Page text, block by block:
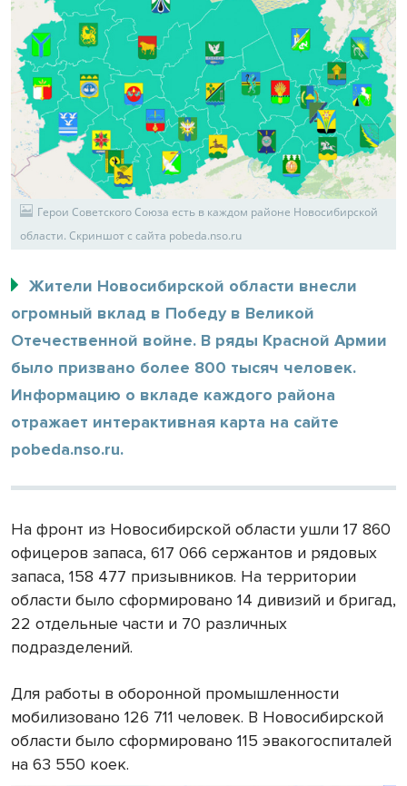
Герои Советского Союза есть в каждом районе Новосибирской
области. Скриншот с сайта pobeda.nso.ru
Жители Новосибирской области внесли
огромный вклад в Победу в Великой
Отечественной войне. В ряды Красной Армии
было призвано более 800 тысяч человек.
Информацию о вкладе каждого района
отражает интерактивная карта на сайте
pobeda.nso.ru.
На фронт из Новосибирской области ушли 17 860
офицеров запаса, 617 066 сержантов и рядовых
запаса, 158 477 призывников. На территории
области было сформировано 14 дивизий и бригад,
22 отдельные части и 70 различных
подразделений.
Для работы в оборонной промышленности
мобилизовано 126 711 человек. В Новосибирской
области было сформировано 115 эвакогоспиталей
на 63 550 коек.